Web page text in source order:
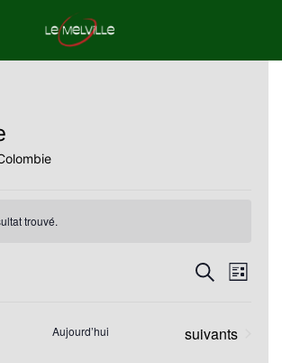
trouvé.
et
Recherche
Liste
Aujourd’hui Évènements
suivants